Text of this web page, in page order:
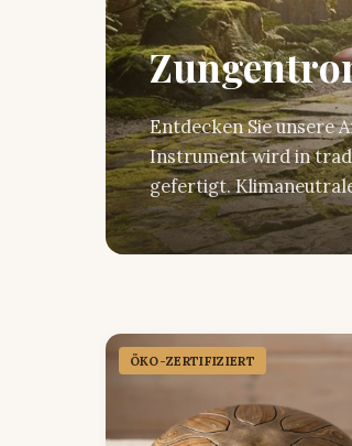
Entdecken Sie unsere
Instrument wird in
gefertigt.
ÖKO-ZERTIFIZIERT